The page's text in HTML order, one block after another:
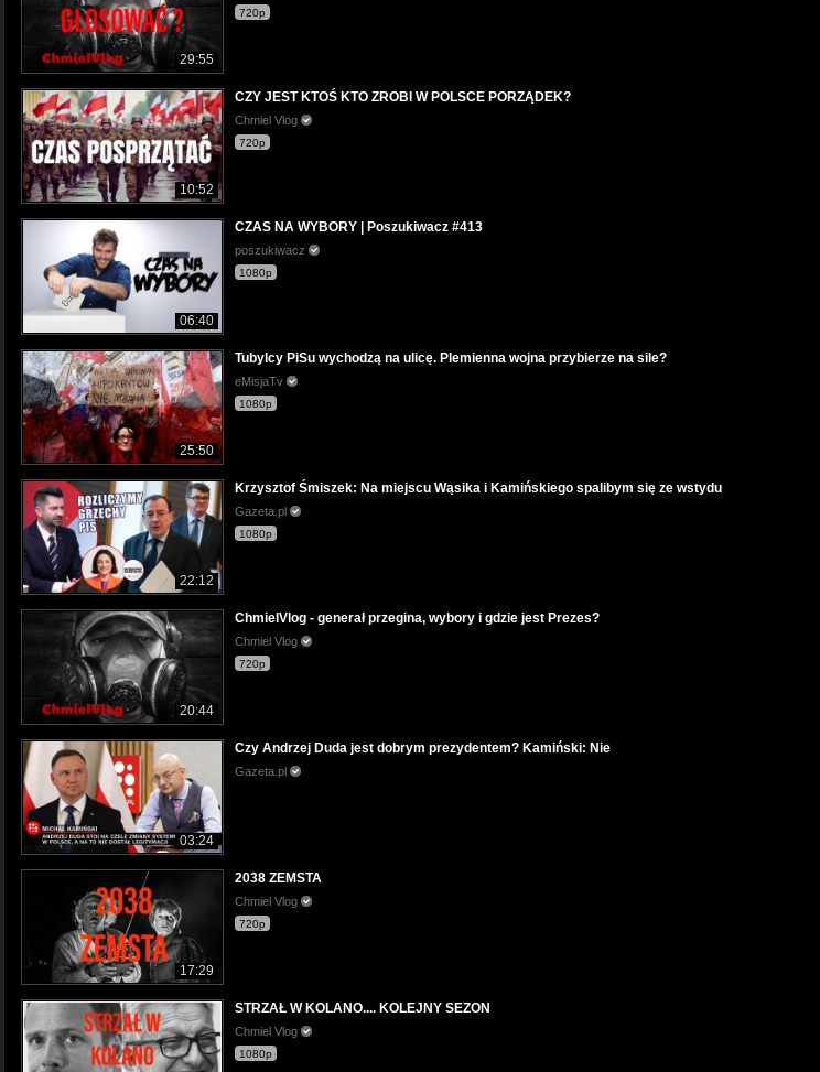
29:55
720p
10:52
CZY JEST KTOŚ KTO ZROBI W POLSCE PORZĄDEK?
Chmiel Vlog
720p
06:40
CZAS NA WYBORY | Poszukiwacz #413
poszukiwacz
1080p
25:50
Tubylcy PiSu wychodzą na ulicę. Plemienna wojna przybierze na sile?
eMisjaTv
1080p
22:12
Krzysztof Śmiszek: Na miejscu Wąsika i Kamińskiego spalibym się ze wstydu
Gazeta.pl
1080p
20:44
ChmielVlog - generał przegina, wybory i gdzie jest Prezes?
Chmiel Vlog
720p
03:24
Czy Andrzej Duda jest dobrym prezydentem? Kamiński: Nie
Gazeta.pl
17:29
2038 ZEMSTA
Chmiel Vlog
720p
STRZAŁ W KOLANO.... KOLEJNY SEZON
Chmiel Vlog
1080p